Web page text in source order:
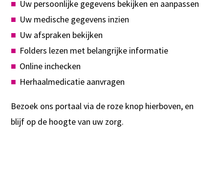
Uw persoonlijke gegevens bekijken en aanpassen
Uw medische gegevens inzien
Uw afspraken bekijken
Folders lezen met belangrijke informatie
Online inchecken
Herhaalmedicatie aanvragen
Bezoek ons portaal via de roze knop hierboven, en
blijf op de hoogte van uw zorg.